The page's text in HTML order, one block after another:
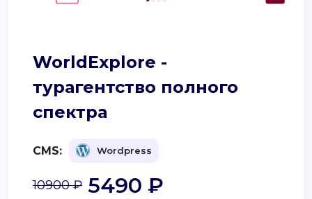
WorldExplore -
турагентство полного
спектра
CMS: Wordpress
10900 ₽ 5490 ₽